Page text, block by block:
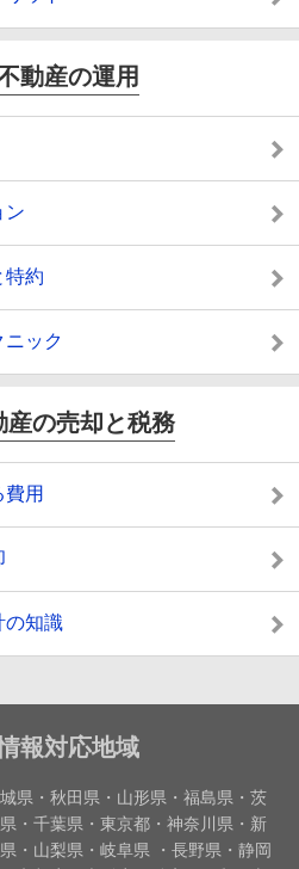
動産の運用
ン
特約
ック
産の売却と税務
用
の知識
報対応地域
県・秋田県・山形県・福島県・茨
・千葉県・東京都・神奈川県・新
・山梨県・岐阜県 ・長野県・静岡